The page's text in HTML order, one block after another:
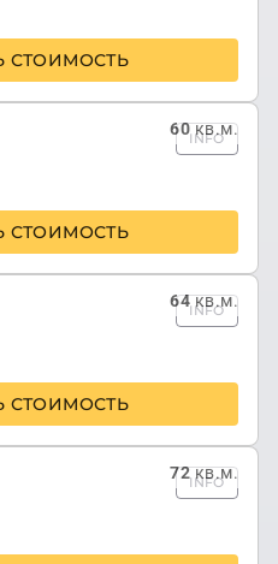
СТОИМОСТЬ
60кв.м.
INFO
СТОИМОСТЬ
64кв.м.
INFO
СТОИМОСТЬ
72кв.м.
INFO